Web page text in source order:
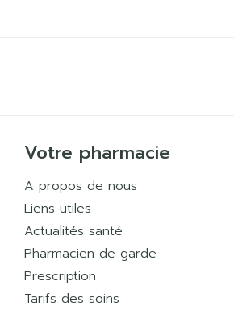
Votre pharmacie
A propos de nous
Liens utiles
Actualités santé
Pharmacien de garde
Prescription
Tarifs des soins